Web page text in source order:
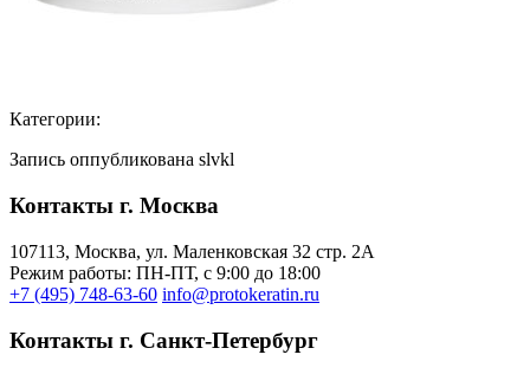
Категории:
Запись оппубликована slvkl
Контакты г. Москва
107113, Moсква, ул. Маленковская 32 стр. 2А
Режим работы: ПН-ПТ, с 9:00 до 18:00
+7 (495) 748-63-60 info@protokeratin.ru
Контакты г. Санкт-Петербург